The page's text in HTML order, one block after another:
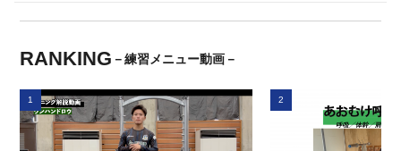
RANKING －練習メニュー動画－
1 2